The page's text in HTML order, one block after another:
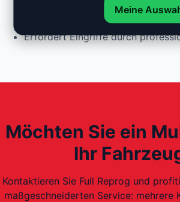
Kompatibilität auf bestimmte
Steuergeräte beschränkt
Erfordert Eingriffe durch
Möchten Sie ein
Ihr
Kontaktieren Sie Full Reprog und
maßgeschneiderten Service: mehrere
Meine